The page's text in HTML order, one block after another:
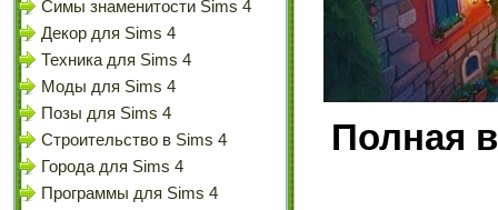
Симы знаменитости Sims 4
Декор для Sims 4
Техника для Sims 4
Моды для Sims 4
Позы для Sims 4
Строительство в Sims 4
Города для Sims 4
Программы для Sims 4
Полная